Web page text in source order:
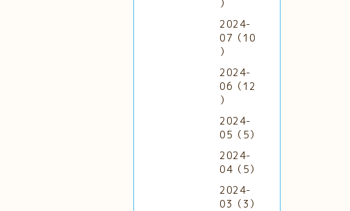
）
2024-
07（10
）
2024-
06（12
）
2024-
05（5）
2024-
04（5）
2024-
03（3）